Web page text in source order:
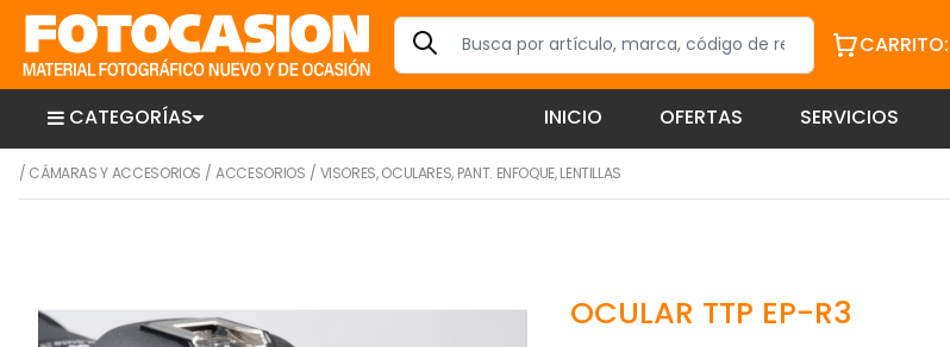
CARRITO:
CATEGORÍAS INICIO OFERTAS SERVICIOS
/ CÁMARAS Y ACCESORIOS /ACCESORIOS / VISORES, OCULARES, PANT. ENFOQUE, LENTILLAS
OCULAR TTP EP-R3